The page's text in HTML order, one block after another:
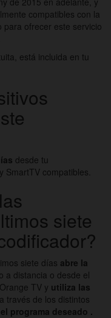
compatibles con la
para ofrecer este servicio
está incluida en tu
desde tu
SmartTV compatibles.
siete
siete días abre la
a distancia o desde el
TV y utiliza las
través de los distintos
programa deseado .